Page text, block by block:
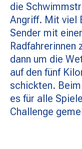
die
Angriff. Mit viel
Sender mit
Radfahrerinnen
dann um die
auf den fünf
schickten.
es für alle
Challenge